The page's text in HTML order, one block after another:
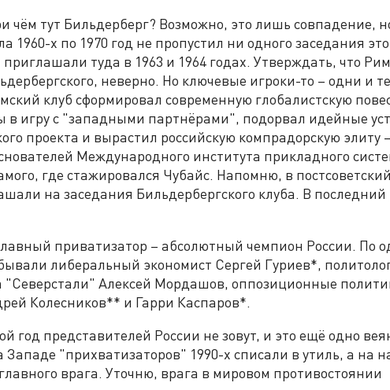
чём тут Бильдерберг? Возможно, это лишь совпадение,
1960-х по 1970 год не пропустил ни одного заседания
туда в 1963 и 1964 годах. Утверждать, что
неверно. Но ключевые игроки-то – одни и
клуб сформировал современную глобалистскую
в игру с "западными партнёрами", подорвал идейные
проекта и вырастил российскую компрадорскую
Международного института прикладного
где стажировался Чубайс. Напомню, в
на заседания Бильдербергского клуба. В последний
приватизатор – абсолютный чемпион России. По
либеральный экономист Сергей Гуриев*,
"Северстали" Алексей Мордашов, оппозиционные
Колесников** и Гарри Каспаров*.
год представителей России не зовут, и это ещё одно
Западе "прихватизаторов" 1990-х списали в утиль, а на
врага. Уточню, врага в мировом противостоянии